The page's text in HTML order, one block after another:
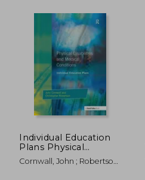
Individual Education
Plans Physical
Disabilities and
Medical Conditions
Cornwall, John ; Robertson,